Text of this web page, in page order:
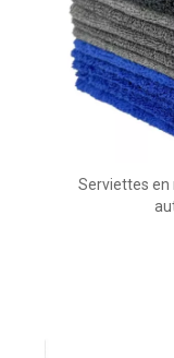
Serviettes en